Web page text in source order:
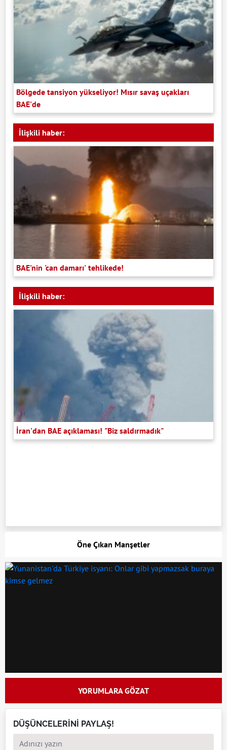
Bölgede tansiyon yükseliyor! Mısır savaş uçakları
BAE'de
İlişkili haber:
BAE'nin 'can damarı' tehlikede!
İlişkili haber:
İran'dan BAE açıklaması! "Biz saldırmadık"
Öne Çıkan Manşetler
YORUMLARA GÖZAT
DÜŞÜNCELERİNİ PAYLAŞ!